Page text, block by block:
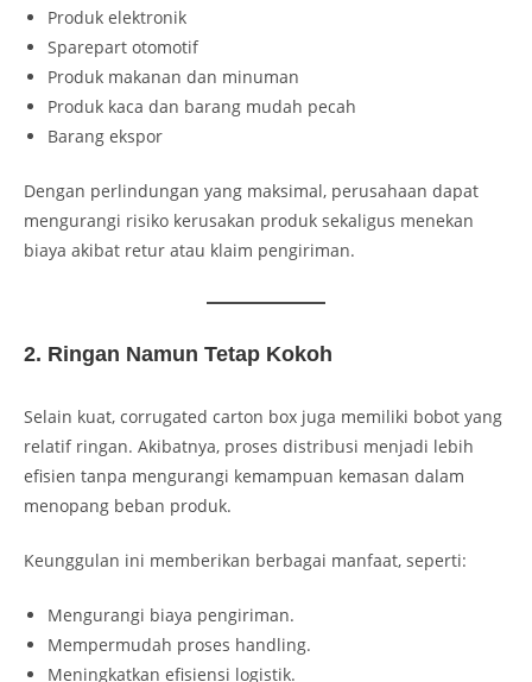
Produk elektronik
Sparepart otomotif
Produk makanan dan minuman
Produk kaca dan barang mudah pecah
Barang ekspor
Dengan perlindungan yang maksimal, perusahaan dapat
mengurangi risiko kerusakan produk sekaligus menekan
biaya akibat retur atau klaim pengiriman.
2. Ringan Namun Tetap Kokoh
Selain kuat, corrugated carton box juga memiliki bobot yang
relatif ringan. Akibatnya, proses distribusi menjadi lebih
efisien tanpa mengurangi kemampuan kemasan dalam
menopang beban produk.
Keunggulan ini memberikan berbagai manfaat, seperti:
Mengurangi biaya pengiriman.
Mempermudah proses handling.
Meningkatkan efisiensi logistik.